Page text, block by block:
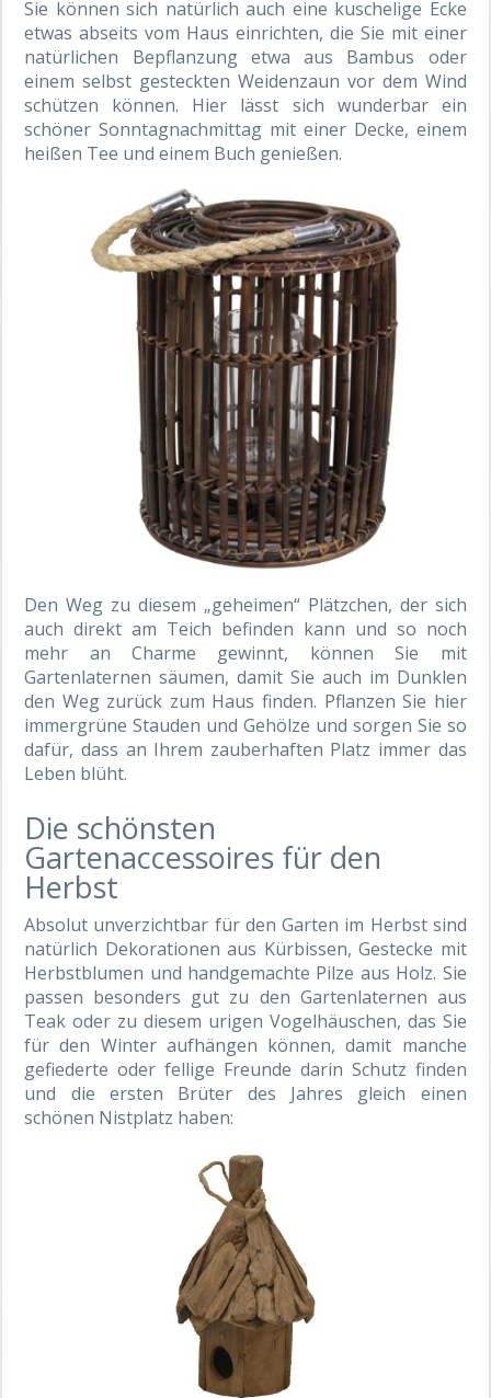
Sie können sich natürlich auch eine kuschelige Ecke
etwas abseits vom Haus einrichten, die Sie mit einer
natürlichen Bepflanzung etwa aus Bambus oder
einem selbst gesteckten Weidenzaun vor dem Wind
schützen können. Hier lässt sich wunderbar ein
schöner Sonntagnachmittag mit einer Decke, einem
heißen Tee und einem Buch genießen.
Den Weg zu diesem „geheimen“ Plätzchen, der sich
auch direkt am Teich befinden kann und so noch
mehr an Charme gewinnt, können Sie mit
Gartenlaternen säumen, damit Sie auch im Dunklen
den Weg zurück zum Haus finden. Pflanzen Sie hier
immergrüne Stauden und Gehölze und sorgen Sie so
dafür, dass an Ihrem zauberhaften Platz immer das
Leben blüht.
Die schönsten
Gartenaccessoires für den
Herbst
Absolut unverzichtbar für den Garten im Herbst sind
natürlich Dekorationen aus Kürbissen, Gestecke mit
Herbstblumen und handgemachte Pilze aus Holz. Sie
passen besonders gut zu den Gartenlaternen aus
Teak oder zu diesem urigen Vogelhäuschen, das Sie
für den Winter aufhängen können, damit manche
gefiederte oder fellige Freunde darin Schutz finden
und die ersten Brüter des Jahres gleich einen
schönen Nistplatz haben: